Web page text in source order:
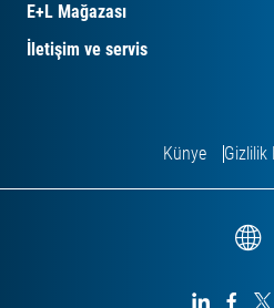
E+L Mağazası
İletişim ve servis
Künye Gizlilik
  